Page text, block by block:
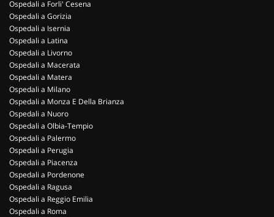
Ospedali a Forli' Cesena
Ospedali a Gorizia
Ospedali a Isernia
Ospedali a Latina
Ospedali a Livorno
Ospedali a Macerata
Ospedali a Matera
Ospedali a Milano
Ospedali a Monza E Della Brianza
Ospedali a Nuoro
Ospedali a Olbia-Tempio
Ospedali a Palermo
Ospedali a Perugia
Ospedali a Piacenza
Ospedali a Pordenone
Ospedali a Ragusa
Ospedali a Reggio Emilia
Ospedali a Roma